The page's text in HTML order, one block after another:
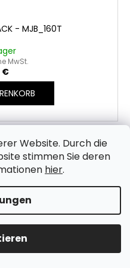
Website. Durch die
stimmen Sie deren
hier.
- MJB_160T
MwSt.
€